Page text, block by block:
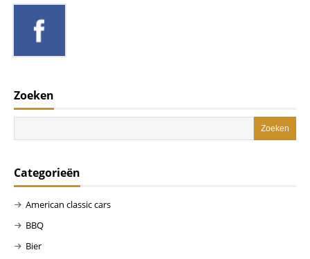
Zoeken
Categorieën
American classic cars
BBQ
Bier